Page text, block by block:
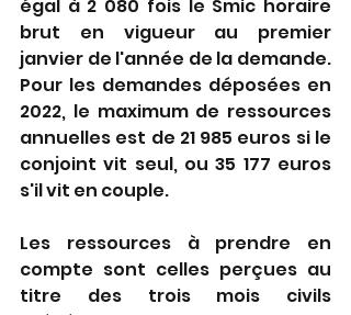
égal à 2 080 fois le Smic horaire
brut en vigueur au premier
janvier de l'année de la demande.
Pour les demandes déposées en
2022, le maximum de ressources
annuelles est de 21 985 euros si le
conjoint vit seul, ou 35 177 euros
s'il vit en couple.
Les ressources à prendre en
compte sont celles perçues au
titre des trois mois civils